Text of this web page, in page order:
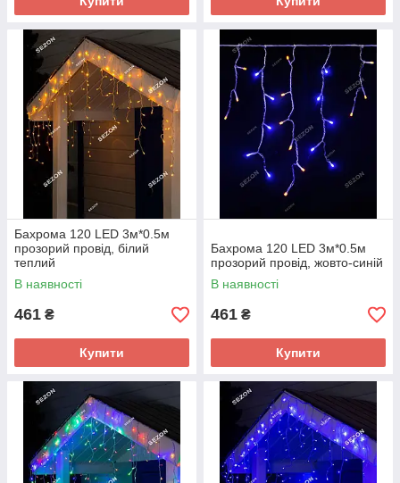
Бахрома 120 LED 3м*0.5м
прозорий провід, білий
теплий
В наявності
461 ₴
Купити
Бахрома 120 LED 3м*0.5м
прозорий провід, жовто-синій
В наявності
461 ₴
Купити